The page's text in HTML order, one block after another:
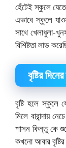
হেঁটেই স্কুলে
এভাবে স্কুলে
সাথে খেলাধুলা-
বিশিষ্টতা লাভ
বৃষ্টির
বৃষ্টি হলে স্কুলে
মিলে বারান্দায়
শাসন কিন্তু কে
কখনাে আবার